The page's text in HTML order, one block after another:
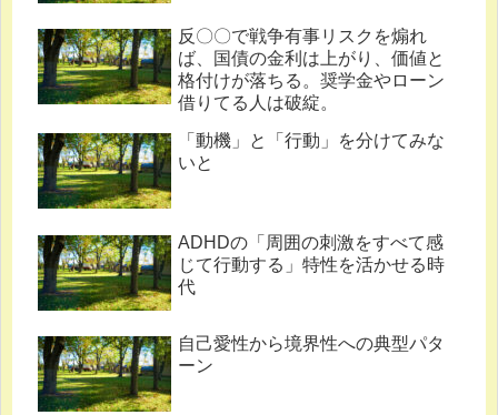
反〇〇で戦争有事リスクを煽れ
ば、国債の金利は上がり、価値と
格付けが落ちる。奨学金やローン
借りてる人は破綻。
「動機」と「行動」を分けてみな
いと
ADHDの「周囲の刺激をすべて感
じて行動する」特性を活かせる時
代
自己愛性から境界性への典型パタ
ーン